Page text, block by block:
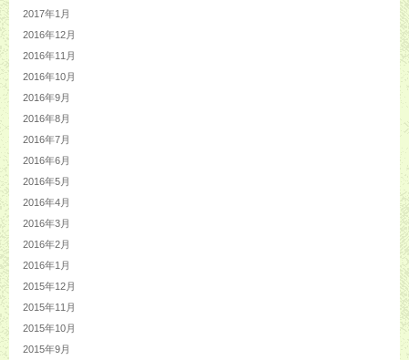
2017年1月
2016年12月
2016年11月
2016年10月
2016年9月
2016年8月
2016年7月
2016年6月
2016年5月
2016年4月
2016年3月
2016年2月
2016年1月
2015年12月
2015年11月
2015年10月
2015年9月